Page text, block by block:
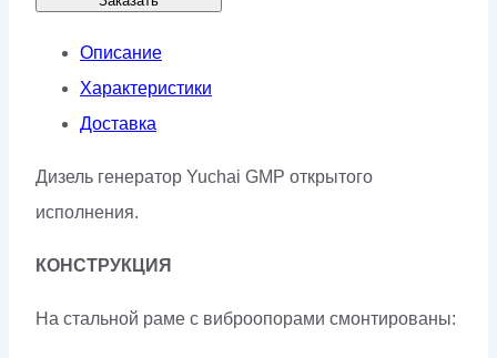
Описание
Характеристики
Доставка
Дизель генератор Yuchai GMP открытого
исполнения.
КОНСТРУКЦИЯ
На стальной раме с виброопорами смонтированы: